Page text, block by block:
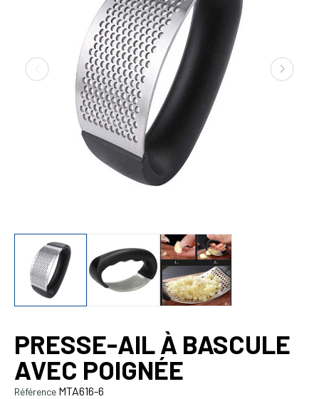
PRESSE-AIL À BASCULE
AVEC POIGNÉE
Référence MTA616-6